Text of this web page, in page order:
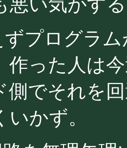
ずプログラ
作った人は
側でそれを
かず。